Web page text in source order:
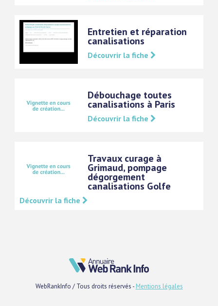
Entretien et réparation
canalisations
Découvrir la fiche
Débouchage toutes
canalisations à Paris
Découvrir la fiche
Travaux curage à
Grimaud, pompage
dégorgement
canalisations Golfe
Découvrir la fiche
WebRankInfo / Tous droits réservés - Mentions légales